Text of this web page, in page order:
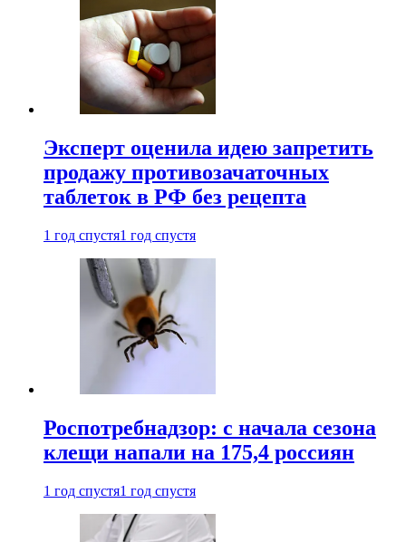
Эксперт оценила идею запретить
продажу противозачаточных
таблеток в РФ без рецепта
1 год спустя1 год спустя
Роспотребнадзор: с начала сезона
клещи напали на 175,4 россиян
1 год спустя1 год спустя